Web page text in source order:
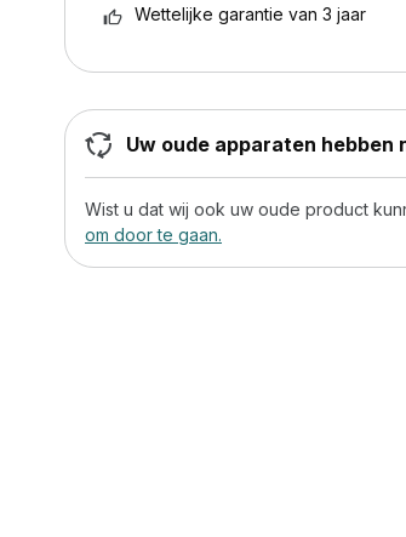
Wettelijke garantie van 3 jaar
Uw oude apparaten hebben
Wist u dat wij ook uw oude product
om door te gaan.